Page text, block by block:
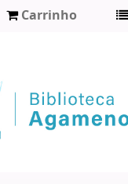
Carrinho